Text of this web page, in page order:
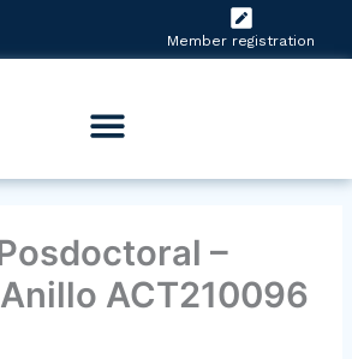
Member registration
–
ACT210096